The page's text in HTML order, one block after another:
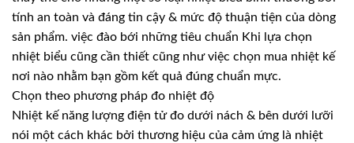
tính an toàn và đáng tin cậy & mức độ thuận tiện của dòng
sản phẩm. việc đào bới những tiêu chuẩn Khi lựa chọn
nhiệt biểu cũng cần thiết cũng như việc chọn mua nhiệt kế
nơi nào nhằm bạn gồm kết quả đúng chuẩn mực.
Chọn theo phương pháp đo nhiệt độ
Nhiệt kế năng lượng điện tử đo dưới nách & bên dưới lưỡi
nói một cách khác bởi thương hiệu của cảm ứng là nhiệt